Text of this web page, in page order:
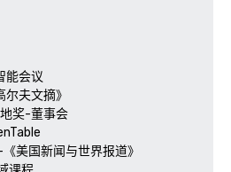
能会议
夫文摘》
奖-董事会
美国新闻与世界报道》